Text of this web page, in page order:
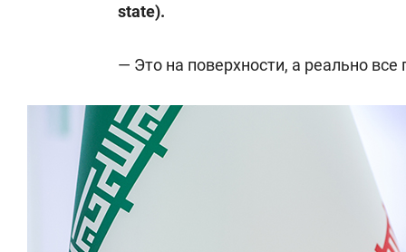
state).
— Это на поверхности, а реально